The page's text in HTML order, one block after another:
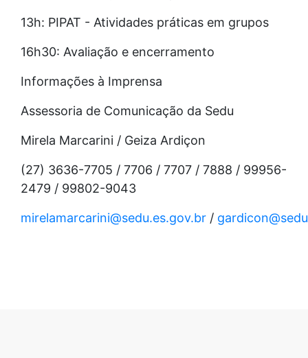
13h: PIPAT - Atividades práticas em grupos
16h30: Avaliação e encerramento
Informações à Imprensa
Assessoria de Comunicação da Sedu
Mirela Marcarini / Geiza Ardiçon
(27) 3636-7705 / 7706 / 7707 / 7888 / 99956-
2479 / 99802-9043
mirelamarcarini@sedu.es.gov.br /